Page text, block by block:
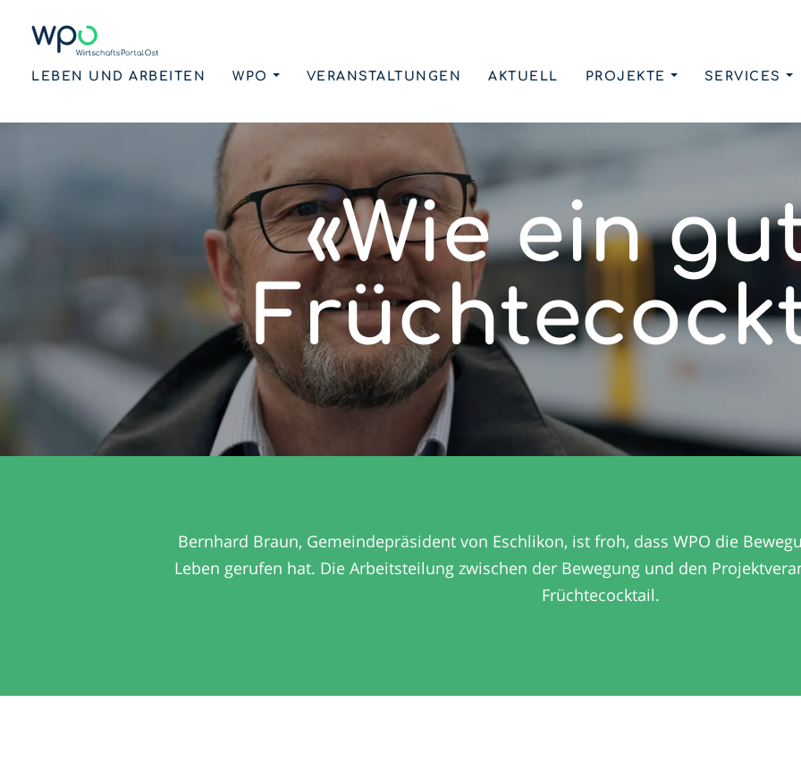
LEBEN UND ARBEITEN WPO VERANSTALTUNGEN AKTUELL PROJEKTE SERVICES
«Wie ein
Bernhard Braun, Gemeindepräsident von Eschlikon, ist froh, dass WPO die
Leben gerufen hat. Die Arbeitsteilung zwischen der Bewegung und den
Früchtecocktail.